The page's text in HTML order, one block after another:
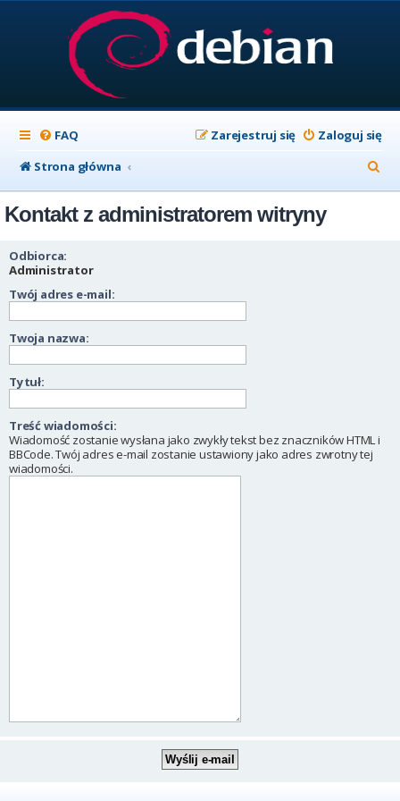
FAQ Zaloguj się
Zarejestruj się
Strona główna
z
Kontakt z administratorem witryny
Odbiorca:
Administrator
Twój adres e-mail:
Twoja nazwa:
Tytuł:
Treść wiadomości:
Wiadomość zostanie wysłana jako zwykły tekst bez znaczników HTML i
BBCode. Twój adres e-mail zostanie ustawiony jako adres zwrotny tej
wiadomości.